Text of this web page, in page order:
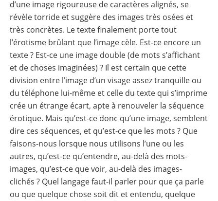
d’une image rigoureuse de caractères alignés, se
révèle torride et suggère des images très osées et
très concrètes. Le texte finalement porte tout
l’érotisme brûlant que l’image cèle. Est-ce encore un
texte ? Est-ce une image double (de mots s’affichant
et de choses imaginées) ? Il est certain que cette
division entre l’image d’un visage assez tranquille ou
du téléphone lui-même et celle du texte qui s’imprime
crée un étrange écart, apte à renouveler la séquence
érotique. Mais qu’est-ce donc qu’une image, semblent
dire ces séquences, et qu’est-ce que les mots ? Que
faisons-nous lorsque nous utilisons l’une ou les
autres, qu’est-ce qu’entendre, au-delà des mots-
images, qu’est-ce que voir, au-delà des images-
clichés ? Quel langage faut-il parler pour que ça parle
ou que quelque chose soit dit et entendu, quelque